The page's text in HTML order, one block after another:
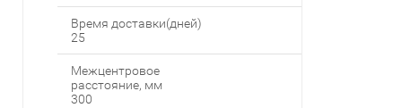
Время доставки(дней)
25
Межцентровое
расстояние, мм
300